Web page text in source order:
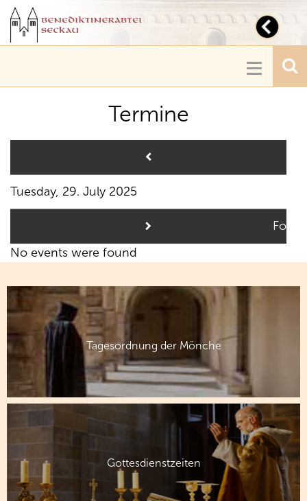
Toggle
Termine
Tuesday, 29. July 2025
No events were found
Tagesordnung der Mönche
Gottesdienstzeiten